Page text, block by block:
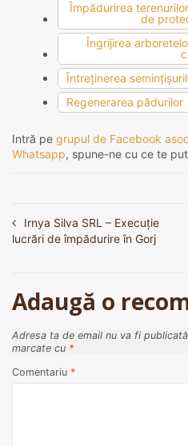
Împădurirea
de
Îngrijirea
Întreţinerea
Regenerarea pădurilor
Intră pe grupul de Facebook
Whatsapp, spune-ne cu ce te
Navigare
Irnya Silva SRL – Execuție
lucrări de împădurire în Gorj
Adaugă o
Adresa ta de email nu va fi
marcate cu *
Comentariu *